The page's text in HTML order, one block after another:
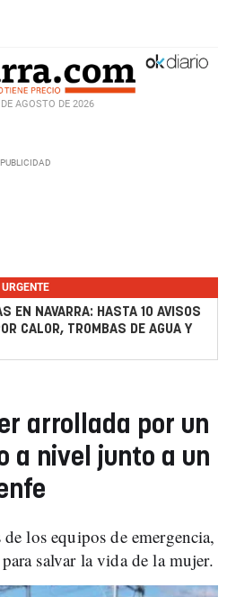
AGOSTO DE 2026
URGENTE
EN NAVARRA: HASTA 10 AVISOS
CALOR, TROMBAS DE AGUA Y
arrollada por un
a nivel junto a un
los equipos de emergencia,
salvar la vida de la mujer.